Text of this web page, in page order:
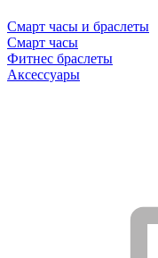
Смарт часы и браслеты
Смарт часы
Фитнес браслеты
Аксессуары